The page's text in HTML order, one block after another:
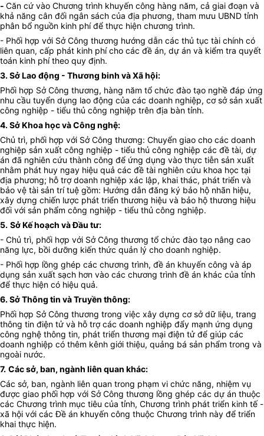
- Căn cứ vào Chương trình khuyến công hàng năm, cả giai đoạn và
khả năng cân đối ngân sách của địa phương, tham mưu UBND tỉnh
phân bổ nguồn kinh phí để thực hiện chương trình.
- Phối hợp với Sở Công thương hướng dẫn các thủ tục tài chính có
liên quan, cấp phát kinh phí cho các đề án, dự án và kiểm tra quyết
toán kinh phí theo quy định.
3. Sở Lao động - Thương binh và Xã hội:
Phối hợp Sở Công thương, hàng năm tổ chức đào tạo nghề đáp ứng
nhu cầu tuyển dụng lao động của các doanh nghiệp, cơ sở sản xuất
công nghiệp - tiểu thủ công nghiệp trên địa bàn tỉnh.
4. Sở Khoa học và Công nghệ:
Chủ trì, phối hợp với Sở Công thương: Chuyển giao cho các doanh
nghiệp sản xuất công nghiệp - tiểu thủ công nghiệp các đề tài, dự
án đã nghiên cứu thành công để ứng dụng vào thực tiễn sản xuất
nhằm phát huy ngay hiệu quả các đề tài nghiên cứu khoa học tại
địa phương; hỗ trợ doanh nghiệp xác lập, khai thác, phát triển và
bảo vệ tài sản trí tuệ gồm: Hướng dẫn đăng ký bảo hộ nhãn hiệu,
xây dựng chiến lược phát triển thương hiệu và bảo hộ thương hiệu
đối với sản phẩm công nghiệp - tiểu thủ công nghiệp.
5. Sở Kế hoạch và Đầu tư:
- Chủ trì, phối hợp với Sở Công thương tổ chức đào tạo nâng cao
năng lực, bồi dưỡng kiến thức quản lý cho doanh nghiệp.
- Phối hợp lồng ghép các chương trình, đề án khuyến công và áp
dụng sản xuất sạch hơn vào các chương trình đề án khác của tỉnh
để thực hiện có hiệu quả.
6. Sở Thông tin và Truyền thông:
Phối hợp Sở Công thương trong việc xây dựng cơ sở dữ liệu, trang
thông tin điện tử và hỗ trợ các doanh nghiệp đẩy mạnh ứng dụng
công nghệ thông tin, phát triển thương mại điện tử để giúp các
doanh nghiệp có thêm kênh giới thiệu, quảng bá sản phẩm trong và
ngoài nước.
7. Các sở, ban, ngành liên quan khác:
Các sở, ban, ngành liên quan trong phạm vi chức năng, nhiệm vụ
được giao phối hợp với Sở Công thương lồng ghép các dự án thuộc
các Chương trình mục tiêu của tỉnh, Chương trình phát triển kinh tế -
xã hội với các Đề án khuyến công thuộc Chương trình này để triển
khai thực hiện.